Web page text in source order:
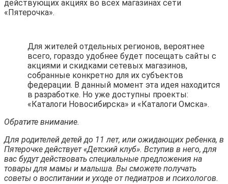
действующих акциях во всех магазинах сети
«Пятерочка».
Для жителей отдельных регионов, вероятнее
всего, гораздо удобнее будет посещать сайты с
акциями и скидками сетевых магазинов,
собранные конкретно для их субъектов
федерации. В данный момент эта идея находится
в разработке. Но уже доступны проекты:
«Каталоги Новосибирска» и «Каталоги Омска».
Обратите внимание.
Для родителей детей до 11 лет, или ожидающих ребенка, в
Пятерочке действует «Детский клуб». Вступив в него, для
вас будут действовать специальные предложения на
товары для мамы и малыша. Вы сможете получать
советы о воспитании и уходе от педиатров и психологов.